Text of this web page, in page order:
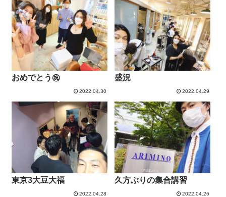
おめでとう㊗
2022.04.30
盛況
2022.04.29
東京3大豆大福
2022.04.28
久方ぶりの集合講習
2022.04.26